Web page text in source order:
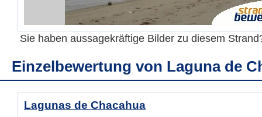
Sie haben aussagekräftige Bilder zu diesem
Einzelbewertung von Laguna de
Lagunas de Chacahua